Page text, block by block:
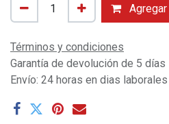
Términos y condiciones
Garantía de devolución de 5 días
Envío: 24 horas en dias laborales